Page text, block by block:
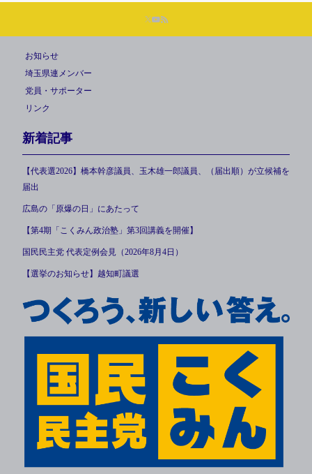
お知らせ
埼玉県連メンバー
党員・サポーター
リンク
新着記事
【代表選2026】橋本幹彦議員、玉木雄一郎議員、（届出順）が立候補を
届出
広島の「原爆の日」にあたって
【第4期「こくみん政治塾」第3回講義を開催】
国民民主党 代表定例会見（2026年8月4日）
【選挙のお知らせ】越知町議選